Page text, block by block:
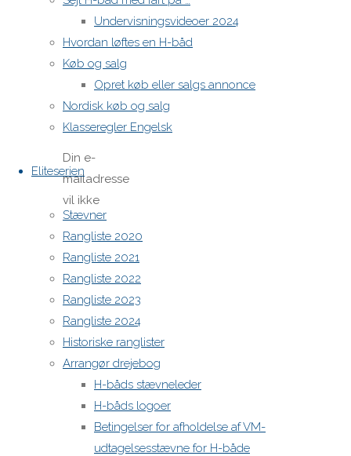
Undervisningsvideoer 2024
Hvordan løftes en H-båd
Køb og salg
Opret køb eller salgs annonce
Nordisk køb og salg
Klasseregler Engelsk
Eliteserien
Stævner
Rangliste 2020
Rangliste 2021
Rangliste 2022
Rangliste 2023
Rangliste 2024
Historiske ranglister
Arrangør drejebog
H-båds stævneleder
H-båds logoer
Betingelser for afholdelse af VM-
udtagelsesstævne for H-både
et
svar
Din e-
mailadresse
vil ikke
blive
publiceret.
Krævede
felter er
markeret
med*
Comment